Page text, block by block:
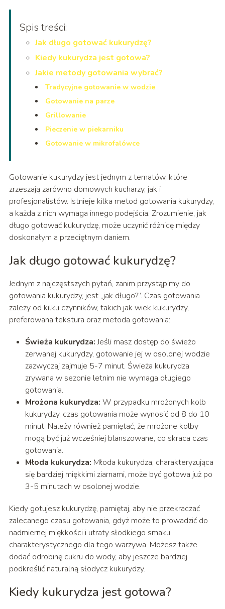
Spis treści:
Jak długo gotować kukurydzę?
Kiedy kukurydza jest gotowa?
Jakie metody gotowania wybrać?
Tradycyjne gotowanie w wodzie
Gotowanie na parze
Grillowanie
Pieczenie w piekarniku
Gotowanie w mikrofalówce
Gotowanie kukurydzy jest jednym z tematów, które
zrzeszają zarówno domowych kucharzy, jak i
profesjonalistów. Istnieje kilka metod gotowania kukurydzy,
a każda z nich wymaga innego podejścia. Zrozumienie, jak
długo gotować kukurydzę, może uczynić różnicę między
doskonałym a przeciętnym daniem.
Jak długo gotować kukurydzę?
Jednym z najczęstszych pytań, zanim przystąpimy do
gotowania kukurydzy, jest „jak długo?”. Czas gotowania
zależy od kilku czynników, takich jak wiek kukurydzy,
preferowana tekstura oraz metoda gotowania:
Świeża kukurydza:Jeśli masz dostęp do świeżo
zerwanej kukurydzy, gotowanie jej w osolonej wodzie
zazwyczaj zajmuje 5-7 minut. Świeża kukurydza
zrywana w sezonie letnim nie wymaga długiego
gotowania.
Mrożona kukurydza: W przypadku mrożonych kolb
kukurydzy, czas gotowania może wynosić od 8 do 10
minut. Należy również pamiętać, że mrożone kolby
mogą być już wcześniej blanszowane, co skraca czas
gotowania.
Młoda kukurydza: Młoda kukurydza, charakteryzująca
się bardziej miękkimi ziarnami, może być gotowa już po
3-5 minutach w osolonej wodzie.
Kiedy gotujesz kukurydzę, pamiętaj, aby nie przekraczać
zalecanego czasu gotowania, gdyż może to prowadzić do
nadmiernej miękkości i utraty słodkiego smaku
charakterystycznego dla tego warzywa. Możesz także
dodać odrobinę cukru do wody, aby jeszcze bardziej
podkreślić naturalną słodycz kukurydzy.
Kiedy kukurydza jest gotowa?